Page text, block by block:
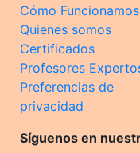
Cómo Funcionamos
Quienes somos
Certificados
Profesores
Preferencias de
privacidad
Síguenos en